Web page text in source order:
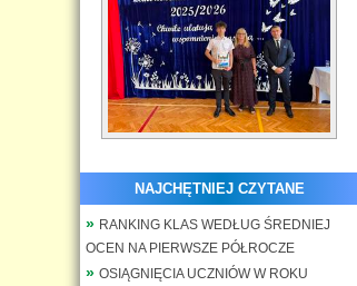
NAJCHĘTNIEJ CZYTANE
RANKING KLAS WEDŁUG ŚREDNIEJ
OCEN NA PIERWSZE PÓŁROCZE
OSIĄGNIĘCIA UCZNIÓW W ROKU